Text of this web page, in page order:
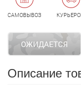
САМОВЫВОЗ
ОЖИДАЕТСЯ
Описание